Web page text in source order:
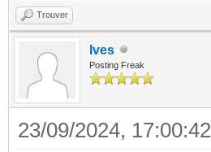
Trouver
Ives
Posting Freak
23/09/2024, 17:00:42